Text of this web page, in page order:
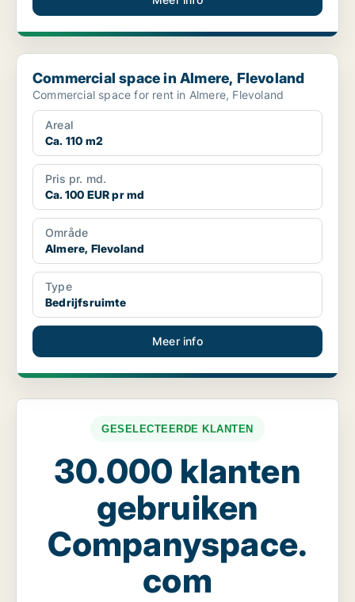
Commercial space in Almere, Flevoland
Commercial space in Almere, Flevoland
Commercial space for rent in Almere, Flevoland
Areal
Ca. 110 m2
Pris pr. md.
Ca. 100 EUR pr md
Område
Almere, Flevoland
Type
Bedrijfsruimte
Meer info
GESELECTEERDE KLANTEN
30.000 klanten
gebruiken
Companyspace.
com